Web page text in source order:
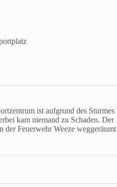
ist aufgrund des Sturmes
kam niemand zu Schaden. Der
der Feuerwehr Weeze weggeräumt